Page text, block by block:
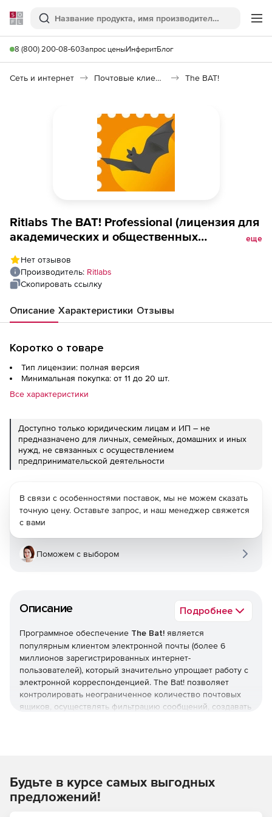
Softline
Поиск
8 (800) 200-08-60Запрос ценыИнферитБлог
Сеть и интернет Почтовые клиенты The BAT!
Ritlabs The BAT! Professional (лицензия для
академических и общественных
еще
Нет отзывов
Производитель: Ritlabs
Скопировать ссылку
Описание Характеристики Отзывы
Коротко о товаре
Тип лицензии: полная версия
Минимальная покупка: от 11 до 20 шт.
Все характеристики
Доступно только юридическим лицам и ИП – не
предназначено для личных, семейных, домашних и иных
нужд, не связанных с осуществлением
предпринимательской деятельности
Описание Подробнее
Программное обеспечение The Bat! является
популярным клиентом электронной почты (более 6
миллионов зарегистрированных интернет-
пользователей), который значительно упрощает работу с
электронной корреспонденцией. The Bat! позволяет
контролировать неограниченное количество почтовых
ящиков, осуществлять фильтрацию сообщений, создавать
Professional Edition.
Версия Professional может использоваться для
В связи с особенностями поставок, мы не можем сказать
точную цену. Оставьте запрос, и наш менеджер свяжется
с вами
Поможем с выбором
Будьте в курсе самых выгодных
предложений!